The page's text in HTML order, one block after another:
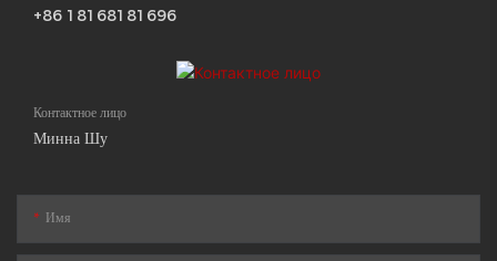
+86 18168181696
Контактное лицо
Минна Шу
Имя